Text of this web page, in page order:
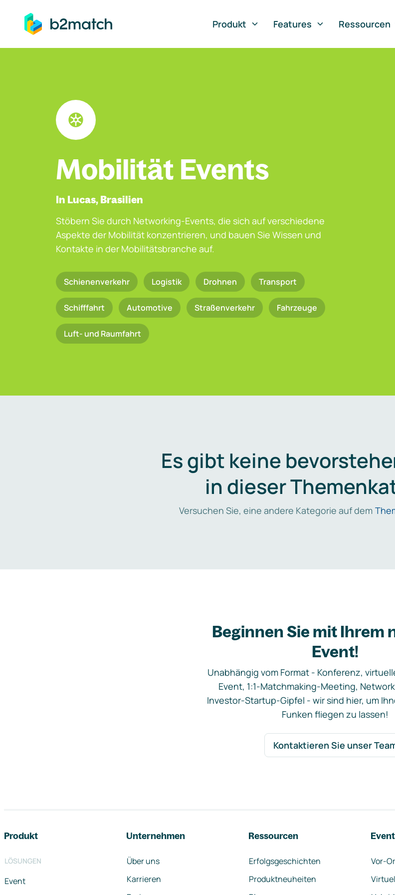
springen
Produkt
Features Ressourcen
Mobilität Events
In Lucas, Brasilien
Stöbern Sie durch Networking-Events, die sich auf verschiedene
Aspekte der Mobilität konzentrieren, und bauen Sie Wissen und
Kontakte in der Mobilitätsbranche auf.
Schienenverkehr Logistik Drohnen Transport
Schifffahrt Automotive Straßenverkehr Fahrzeuge
Luft- und Raumfahrt
Es gibt keine
in dieser
Versuchen Sie, eine andere Kategorie auf dem
Beginnen Sie mit Ihrem
Event!
Unabhängig vom Format - Konferenz,
Event, 1:1-Matchmaking-Meeting,
Investor-Startup-Gipfel - wir sind hier, um
Funken fliegen zu lassen!
Kontaktieren Sie unser
Produkt
LÖSUNGEN
Event
Unternehmen
Über uns
Karrieren
Ressourcen
Erfolgsgeschichten
Produktneuheiten
Vor-